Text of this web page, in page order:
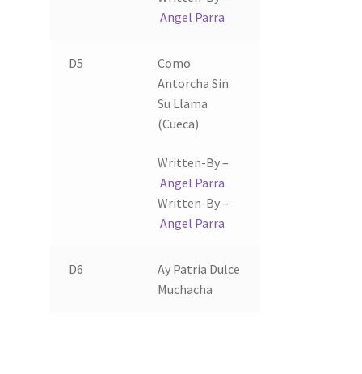
Angel Parra
D5
Como
Antorcha Sin
Su Llama
(Cueca)
Written-By –
Angel Parra
Written-By –
Angel Parra
D6
Ay Patria Dulce
Muchacha